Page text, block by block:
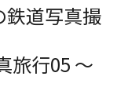
鉄道写真撮
旅行05 ～